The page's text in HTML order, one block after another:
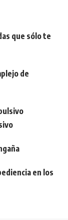
que sólo te
de
en los